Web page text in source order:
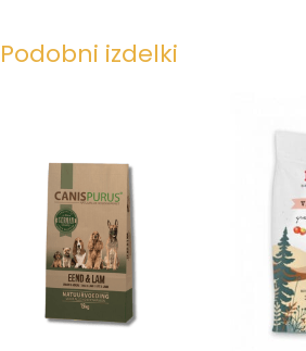
Podobni izdelki